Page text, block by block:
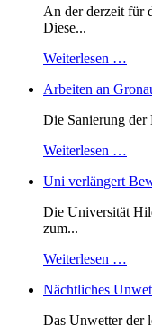
An der derzeit für
Diese...
Weiterlesen …
Arbeiten an
Die Sanierung der
Weiterlesen …
Uni verlängert
Die Universität
zum...
Weiterlesen …
Nächtliches
Das Unwetter der